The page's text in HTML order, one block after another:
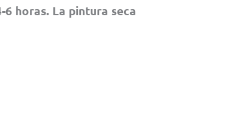
horas. La pintura seca